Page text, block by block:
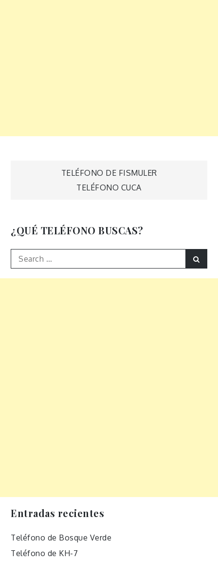
Navegación
entradas
TELÉFONO DE FISMULER
TELÉFONO CUCA
¿QUÉ TELÉFONO BUSCAS?
Search
for:
Entradas recientes
Teléfono de Bosque Verde
Teléfono de KH-7